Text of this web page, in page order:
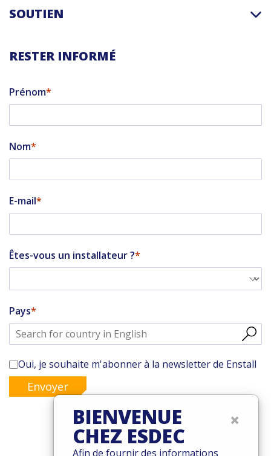
SOUTIEN
RESTER INFORMÉ
Prénom
Nom
E-mail
Êtes-vous un installateur ?
Pays
Oui, je souhaite m'abonner à la newsletter de Enstall
Envoyer
© 2026 Esdec. Tous les droits sont réservés
×
BIENVENUE
CHEZ ESDEC
Afin de fournir des informations